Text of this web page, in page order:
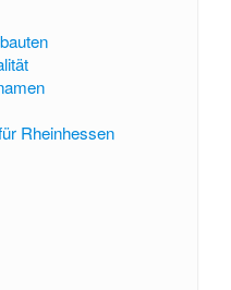
Rheinhessen